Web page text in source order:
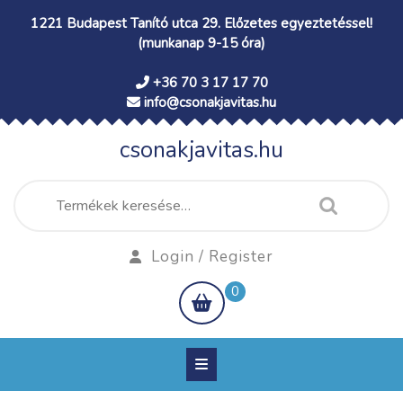
1221 Budapest Tanító utca 29. Előzetes egyeztetéssel!
(munkanap 9-15 óra)
+36 70 3 17 17 70
info@csonakjavitas.hu
csonakjavitas.hu
Keresés
a
Login / Register
shopping
cart
0